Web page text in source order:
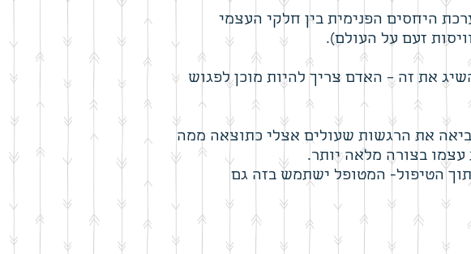
היחסים הפנימית בין חלקי העצמי
זעם על העולם).
את זה – האדם צריך להיות מוכן לפגוש
את הרגשות שעולים אצלי כתוצאה ממה
בצורה מלאה יותר.
הטיפול- המטופל ישתמש בזה גם